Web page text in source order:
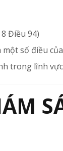
Điều 94)
số điều
trong lĩnh